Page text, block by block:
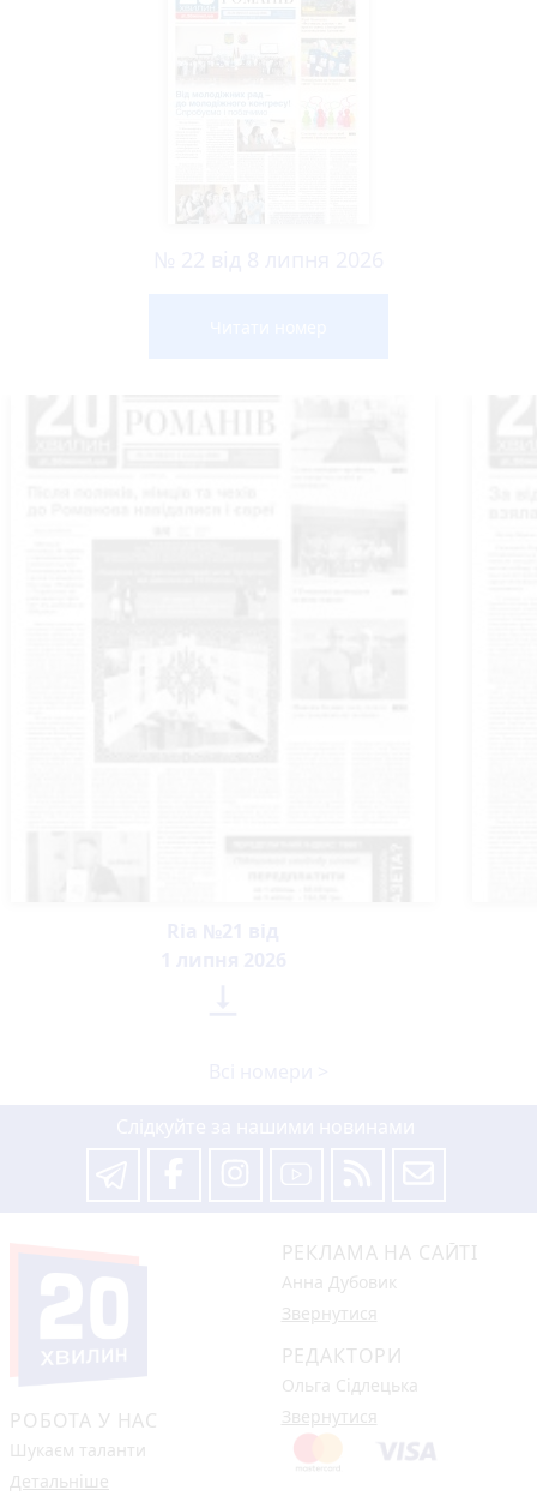
РОБОТА У НАС
Шукаєм таланти
Детальніше
РЕКЛАМА НА САЙТІ
Анна Дубовик
Звернутися
РЕДАКТОРИ
Ольга Сідлецька
Звернутися